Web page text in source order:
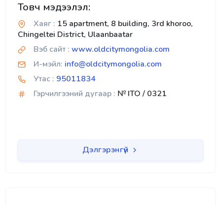
Товч мэдээлэл:
Хаяг : 15 apartment, 8 building, 3rd khoroo,
Chingeltei District, Ulaanbaatar
Вэб сайт : www.oldcitymongolia.com
И-мэйл: info@oldcitymongolia.com
Утас : 95011834
Гэрчилгээний дугаар : № ITO / 0321
Дэлгэрэнгүй